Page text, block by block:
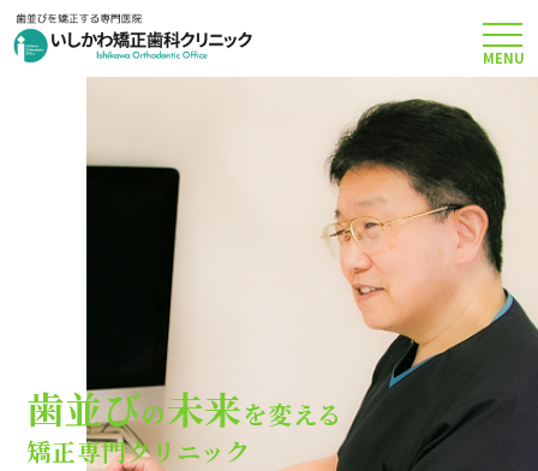
矯正治療について
当院のこだわり
費用について
クリニック案内
MENU
歯並びの未来を変える
矯正専門クリニック